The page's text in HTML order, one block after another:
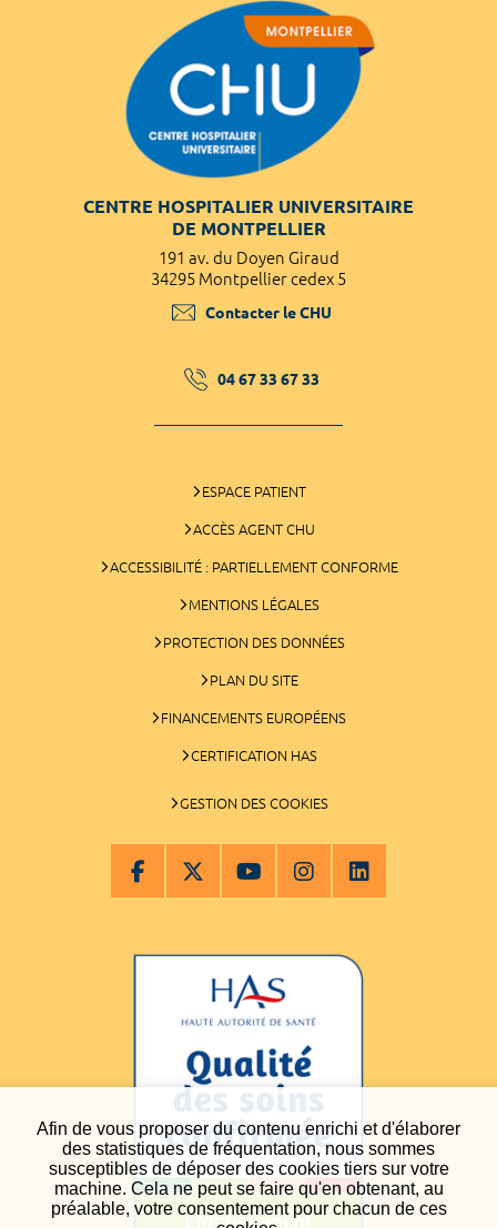
Afin de vous proposer du contenu enrichi et d'élaborer
des statistiques de fréquentation, nous sommes
susceptibles de déposer des cookies tiers sur votre
machine. Cela ne peut se faire qu'en obtenant, au
préalable, votre consentement pour chacun de ces
CENTRE HOSPITALIER UNIVERSITAIRE
DE MONTPELLIER
191 av. du Doyen Giraud
34295 Montpellier cedex 5
Contacter le CHU
04 67 33 67 33
ESPACE PATIENT
ACCÈS AGENT CHU
ACCESSIBILITÉ : PARTIELLEMENT CONFORME
MENTIONS LÉGALES
PROTECTION DES DONNÉES
PLAN DU SITE
FINANCEMENTS EUROPÉENS
CERTIFICATION HAS
GESTION DES COOKIES